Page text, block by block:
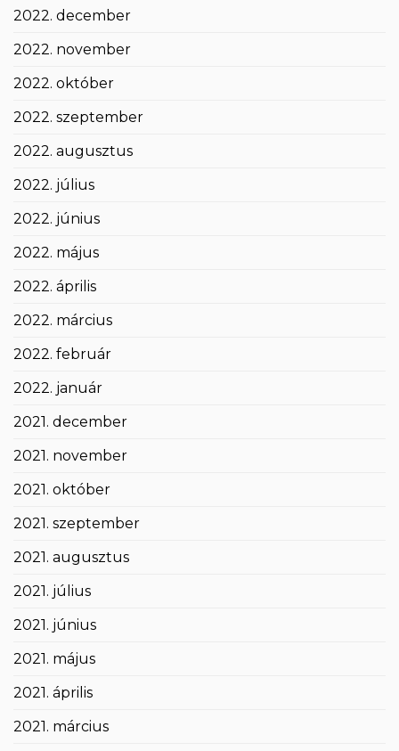
2022. december
2022. november
2022. október
2022. szeptember
2022. augusztus
2022. július
2022. június
2022. május
2022. április
2022. március
2022. február
2022. január
2021. december
2021. november
2021. október
2021. szeptember
2021. augusztus
2021. július
2021. június
2021. május
2021. április
2021. március